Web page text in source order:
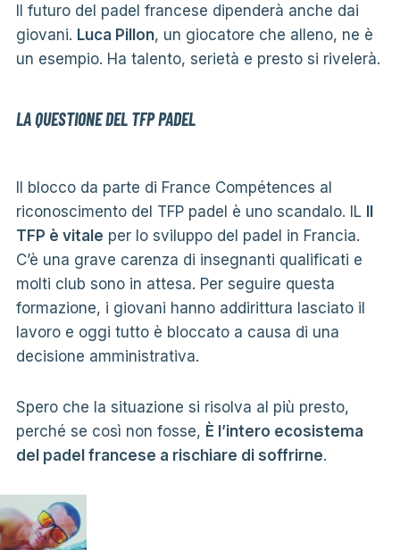
Il futuro del padel francese dipenderà anche dai
giovani. Luca Pillon, un giocatore che alleno, ne è
un esempio. Ha talento, serietà e presto si rivelerà.
LA QUESTIONE DEL TFP PADEL
Il blocco da parte di France Compétences al
riconoscimento del TFP padel è uno scandalo. IL Il
TFP è vitale per lo sviluppo del padel in Francia.
C’è una grave carenza di insegnanti qualificati e
molti club sono in attesa. Per seguire questa
formazione, i giovani hanno addirittura lasciato il
lavoro e oggi tutto è bloccato a causa di una
decisione amministrativa.
Spero che la situazione si risolva al più presto,
perché se così non fosse, È l’intero ecosistema
del padel francese a rischiare di soffrirne.